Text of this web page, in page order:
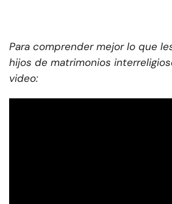
Para comprender mejor lo que
hijos de matrimonios
video: